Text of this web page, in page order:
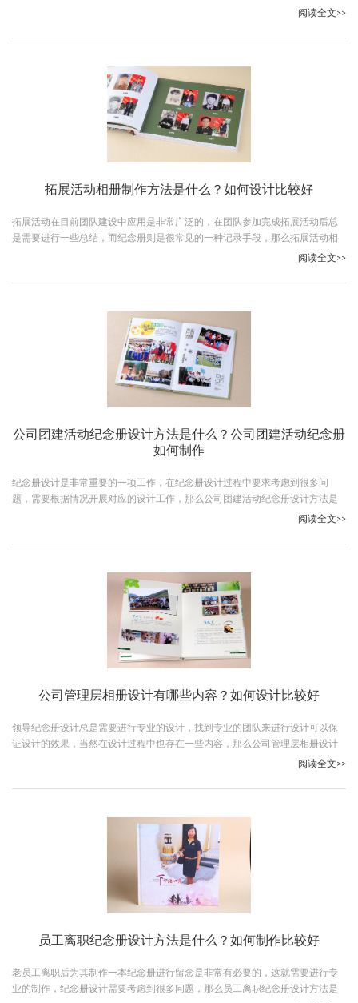
阅读全文>>
拓展活动相册制作方法是什么？如何设计比较好
拓展活动在目前团队建设中应用是非常广泛的，在团队参加完成拓展活动后总
是需要进行一些总结，而纪念册则是很常见的一种记录手段，那么拓展活动相
阅读全文>>
公司团建活动纪念册设计方法是什么？公司团建活动纪念册
如何制作
纪念册设计是非常重要的一项工作，在纪念册设计过程中要求考虑到很多问
题，需要根据情况开展对应的设计工作，那么公司团建活动纪念册设计方法是
阅读全文>>
公司管理层相册设计有哪些内容？如何设计比较好
领导纪念册设计总是需要进行专业的设计，找到专业的团队来进行设计可以保
证设计的效果，当然在设计过程中也存在一些内容，那么公司管理层相册设计
阅读全文>>
员工离职纪念册设计方法是什么？如何制作比较好
老员工离职后为其制作一本纪念册进行留念是非常有必要的，这就需要进行专
业的制作，纪念册设计需要考虑到很多问题，那么员工离职纪念册设计方法是